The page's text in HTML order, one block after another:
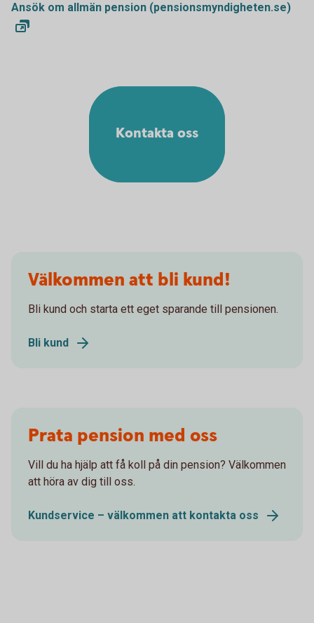
Ansök om allmän pension (pensionsmyndigheten.se)
Kontakta oss
Välkommen att bli kund!
Bli kund och starta ett eget sparande till pensionen.
Bli kund
Prata pension med oss
Vill du ha hjälp att få koll på din pension? Välkommen
att höra av dig till oss.
Kundservice – välkommen att kontakta oss